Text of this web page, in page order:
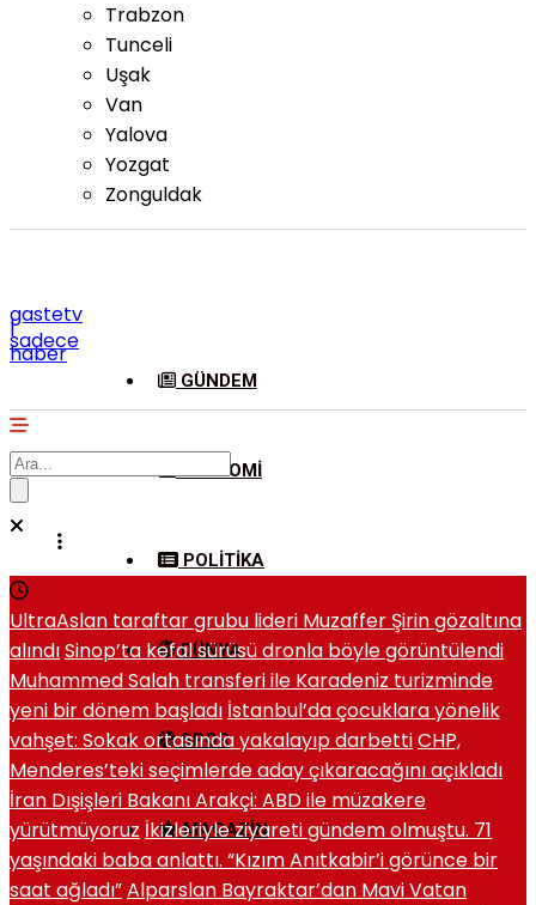
Trabzon
Tunceli
Uşak
Van
Yalova
Yozgat
Zonguldak
gastetv
|
sadece
haber
GÜNDEM
EKONOMI
POLITIKA
DÜNYA
SPOR
MAGAZIN
UltraAslan taraftar grubu lideri Muzaffer Şirin gözaltına
alındıSinop’ta kefal sürüsü dronla böyle görüntülendi
Muhammed Salah transferi ile Karadeniz turizminde
yeni bir dönem başladı İstanbul’da çocuklara yönelik
vahşet: Sokak ortasında yakalayıp darbettiCHP,
Menderes’teki seçimlerde aday çıkaracağını açıkladı
İran Dışişleri Bakanı Arakçi: ABD ile müzakere
yürütmüyoruz İkizleriyle ziyareti gündem olmuştu. 71
yaşındaki baba anlattı. “Kızım Anıtkabir’i görünce bir
saat ağladı”Alparslan Bayraktar’dan Mavi Vatan